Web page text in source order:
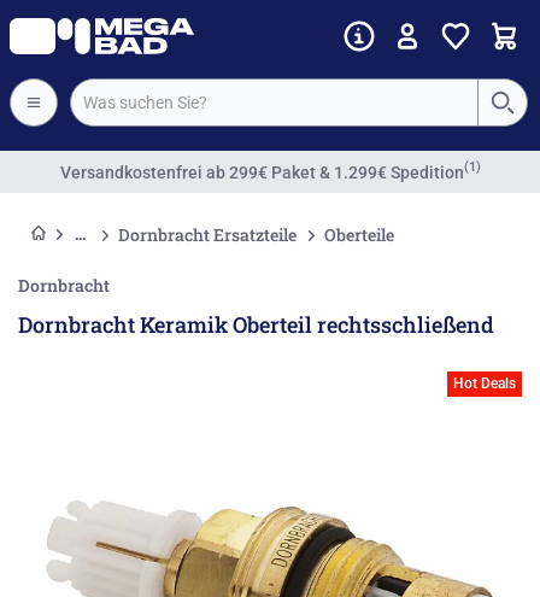
Versandkostenfrei ab 299€ Paket & 1.299€ Spedition(1)
Dornbracht Ersatzteile Oberteile
Dornbracht
Dornbracht Keramik Oberteil rechtsschließend
Hot Deals